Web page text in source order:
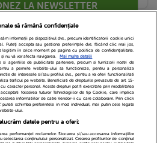
LA NEWSLETTER
Newsletter
Contact
Politica de confidentialitate
să rămână confidențiale
informații pe dispozitivul dvs., precum identificatorii cookie unici
Puteți accepta sau gestiona preferințele dvs. făcând clic mai jos,
legitim în orice moment pe pagina cu politica de confidențialitate.
nu vă vor afecta navigarea.
Mai multe detalii
si agentiile de publicitate partenere, precum si furnizorii nostri de
a permite website-ului sa functioneze, pentru a personaliza
de interesele si/sau profilul dvs., pentru a va oferi functionalitati
traficul pe website. Beneficiati de drepturile prevazute de art. 15-
caracter personal. Aceste drepturi pot fi exercitate prin modalitatea
acceptati folosirea tuturor Tehnologiilor de tip Cookie, care implica
informatiilor de catre Vendor-ii cu care colaboram. Prin click
puteti schimba preferintele in mod individual, mai putin cele legate
ului.
datele pentru a oferi:
performanței reclamelor. Stocarea și/sau accesarea informațiilor
selectarea conținutului personalizat. Crearea profilurilor de conținut